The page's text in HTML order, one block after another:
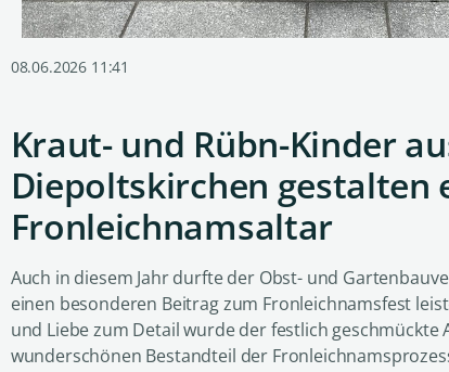
08.06.2026 11:41
Kraut- und Rübn-Kinder
Diepoltskirchen gestalten
Fronleichnamsaltar
Auch in diesem Jahr durfte der Obst- und
einen besonderen Beitrag zum Fronleichnamsfest
und Liebe zum Detail wurde der festlich geschmückte
wunderschönen Bestandteil der